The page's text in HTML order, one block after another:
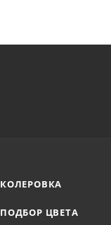
КОЛЕРОВКА
ПОДБОР ЦВЕТА